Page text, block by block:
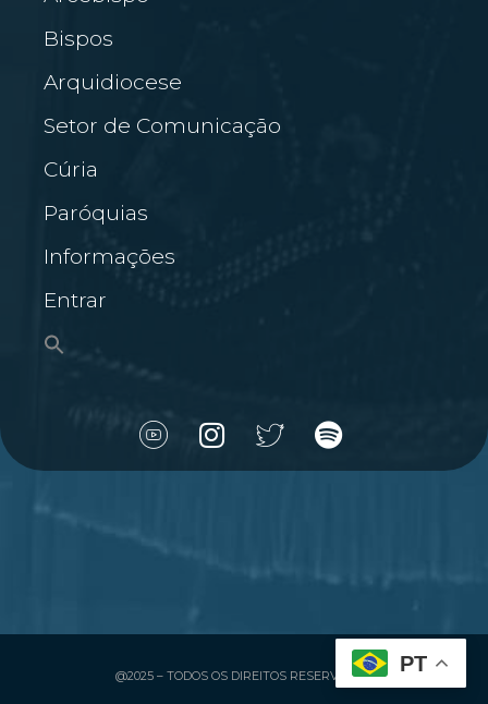
Bispos
Arquidiocese
Setor de Comunicação
Cúria
Paróquias
Informações
Entrar
@2025 – TODOS OS DIREITOS RESERVADOS
PT